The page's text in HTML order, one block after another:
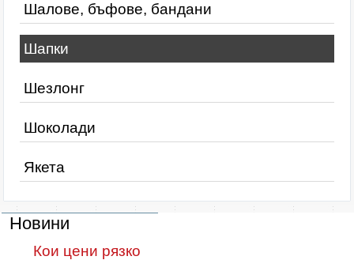
Шалове, бъфове, бандани
Шапки
Шезлонг
Шоколади
Якета
Новини
Кои цени рязко